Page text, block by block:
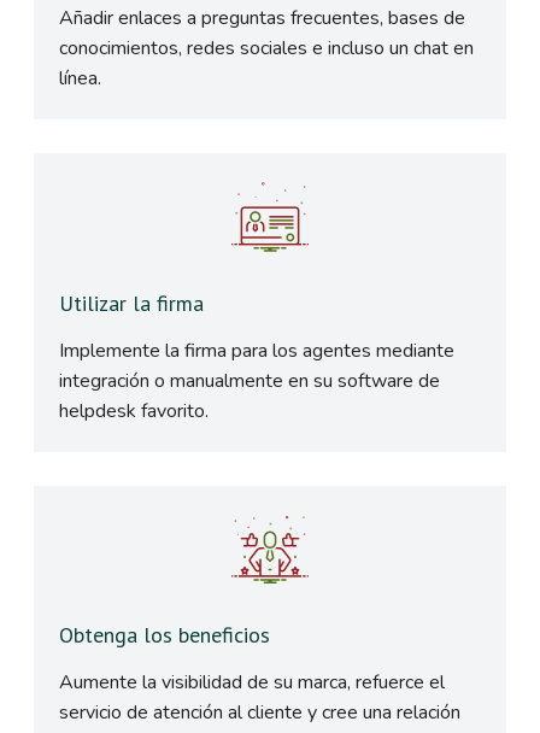
Añadir enlaces a preguntas frecuentes, bases de
conocimientos, redes sociales e incluso un chat en
línea.
Utilizar la firma
Implemente la firma para los agentes mediante
integración o manualmente en su software de
helpdesk favorito.
Obtenga los beneficios
Aumente la visibilidad de su marca, refuerce el
servicio de atención al cliente y cree una relación